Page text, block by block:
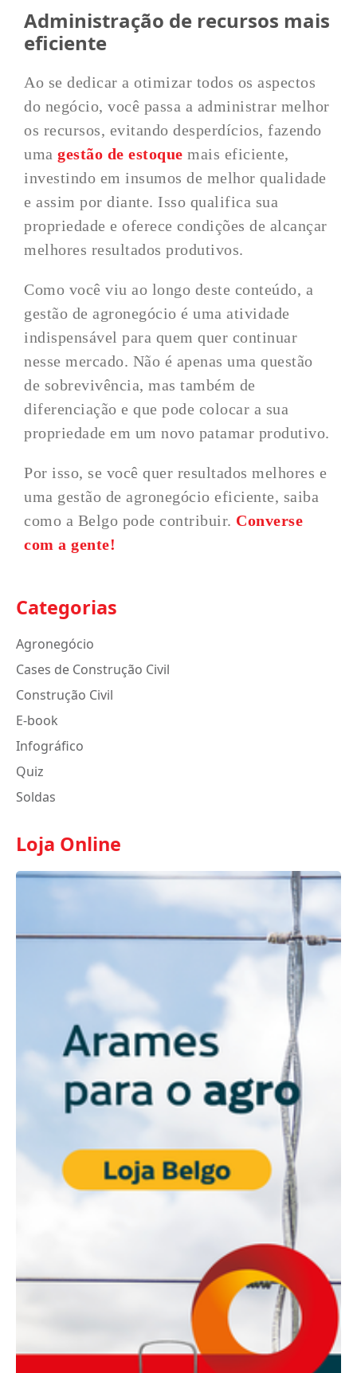
Administração de recursos mais
eficiente
Ao se dedicar a otimizar todos os aspectos
do negócio, você passa a administrar melhor
os recursos, evitando desperdícios, fazendo
umagestão de estoque mais eficiente,
investindo em insumos de melhor qualidade
e assim por diante. Isso qualifica sua
propriedade e oferece condições de alcançar
melhores resultados produtivos.
Como você viu ao longo deste conteúdo, a
gestão de agronegócio é uma atividade
indispensável para quem quer continuar
nesse mercado. Não é apenas uma questão
de sobrevivência, mas também de
diferenciação e que pode colocar a sua
propriedade em um novo patamar produtivo.
Por isso, se você quer resultados melhores e
uma gestão de agronegócio eficiente, saiba
como a Belgo pode contribuir. Converse
com a gente!
Categorias
Agronegócio
Cases de Construção Civil
Construção Civil
E-book
Infográfico
Quiz
Soldas
Loja Online